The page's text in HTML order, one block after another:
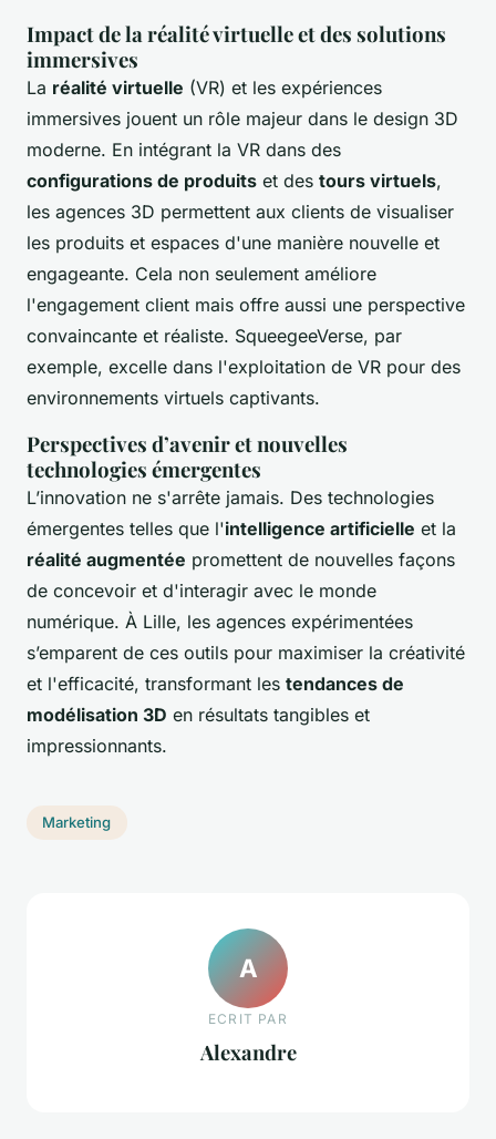
Impact de la réalité virtuelle et des solutions
immersives
La réalité virtuelle (VR) et les expériences
immersives jouent un rôle majeur dans le design 3D
moderne. En intégrant la VR dans des
configurations de produits et des tours virtuels,
les agences 3D permettent aux clients de visualiser
les produits et espaces d'une manière nouvelle et
engageante. Cela non seulement améliore
l'engagement client mais offre aussi une perspective
convaincante et réaliste. SqueegeeVerse, par
exemple, excelle dans l'exploitation de VR pour des
environnements virtuels captivants.
Perspectives d’avenir et nouvelles
technologies émergentes
L’innovation ne s'arrête jamais. Des technologies
émergentes telles que l'intelligence artificielle et la
réalité augmentée promettent de nouvelles façons
de concevoir et d'interagir avec le monde
numérique. À Lille, les agences expérimentées
s’emparent de ces outils pour maximiser la créativité
et l'efficacité, transformant les tendances de
modélisation 3D en résultats tangibles et
impressionnants.
Marketing
A
ECRIT PAR
Alexandre